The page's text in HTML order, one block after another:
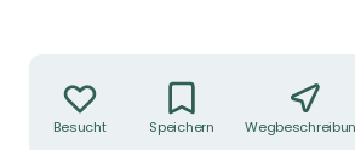
Besucht Speichern